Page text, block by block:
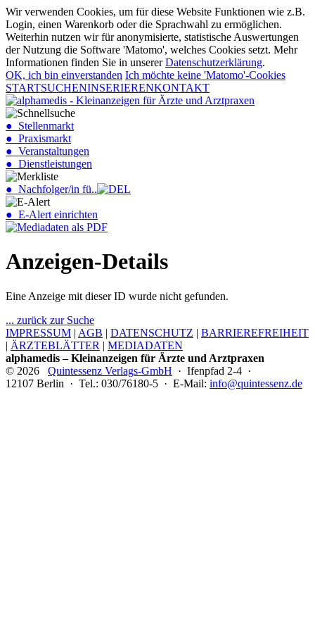
Wir verwenden Cookies, um für diese Website Funktionen wie z.B.
Login, einen Warenkorb oder die Sprachwahl zu ermöglichen.
Weiterhin nutzen wir für anonymisierte, statistische Auswertungen
der Nutzung die Software 'Matomo', welches Cookies setzt. Mehr
Informationen finden Sie in unsererDatenschutzerklärung.
OK, ich bin einverstanden Ich möchte keine 'Matomo'-Cookies
STARTSUCHENINSERIERENKONTAKT
● Stellenmarkt
● Praxismarkt
● Veranstaltungen
● Dienstleistungen
● Nachfolger/in fü..
● E-Alert einrichten
Anzeigen-Details
Eine Anzeige mit dieser ID wurde nicht gefunden.
... zurück zur Suche
IMPRESSUM | AGB | DATENSCHUTZ | BARRIEREFREIHEIT
| ÄRZTEBLÄTTER | MEDIADATEN
alphamedis – Kleinanzeigen für Ärzte und Arztpraxen
© 2026 Quintessenz Verlags-GmbH · Ifenpfad 2-4 ·
12107 Berlin · Tel.: 030/76180-5 · E-Mail: info@quintessenz.de